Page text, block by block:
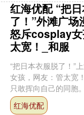
红海优配 “把
了！”外滩广场
怒斥cosplay
太宽！_和服
“把日本衣服脱了！”
女孩，网友：管太宽
只敢挥向自己的同胞
年7月12日，一场年轻
红海优配